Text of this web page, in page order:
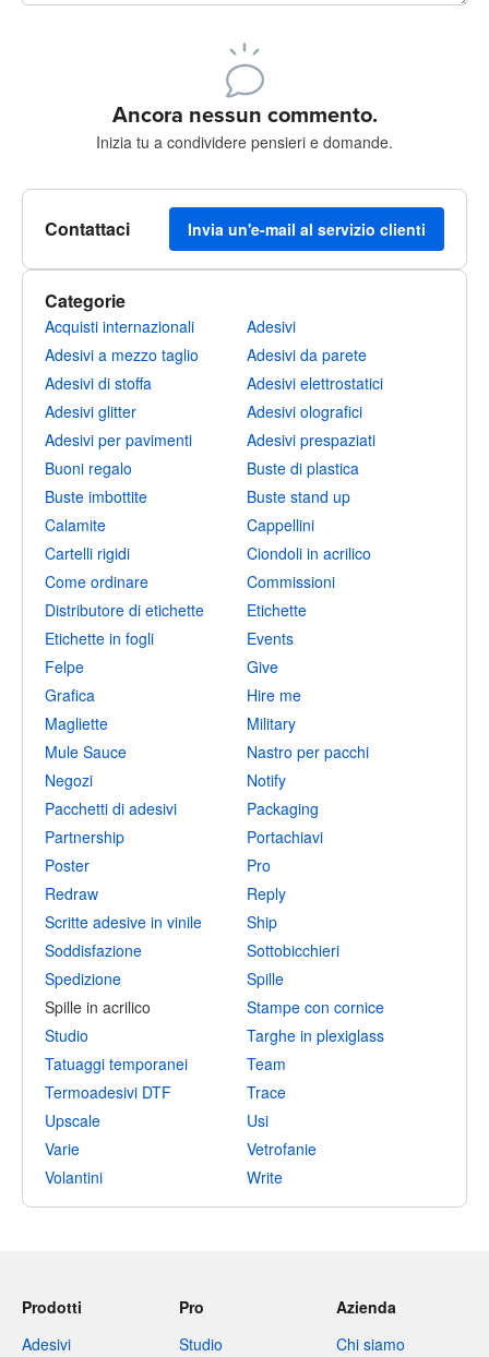
Iscriviti per pubblicare
Ancora nessun commento.
Inizia tu a condividere pensieri e domande.
Contattaci Invia un'e-mail al servizio clienti
Categorie
Acquisti internazionali
Adesivi
Adesivi a mezzo taglio
Adesivi da parete
Adesivi di stoffa
Adesivi elettrostatici
Adesivi glitter
Adesivi olografici
Adesivi per pavimenti
Adesivi prespaziati
Buoni regalo
Buste di plastica
Buste imbottite
Buste stand up
Calamite
Cappellini
Cartelli rigidi
Ciondoli in acrilico
Come ordinare
Commissioni
Distributore di etichette
Etichette
Etichette in fogli
Events
Felpe
Give
Grafica
Hire me
Magliette
Military
Mule Sauce
Nastro per pacchi
Negozi
Notify
Pacchetti di adesivi
Packaging
Partnership
Portachiavi
Poster
Pro
Redraw
Reply
Scritte adesive in vinile
Ship
Soddisfazione
Sottobicchieri
Spedizione
Spille
Spille in acrilico
Stampe con cornice
Studio
Targhe in plexiglass
Tatuaggi temporanei
Team
Termoadesivi DTF
Trace
Upscale
Usi
Varie
Vetrofanie
Volantini
Write
Prodotti
Adesivi
Pro
Studio
Azienda
Chi siamo